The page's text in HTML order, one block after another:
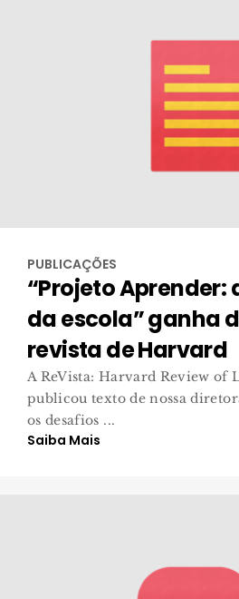
PUBLICAÇÕES
“Projeto Aprender:
da escola” ganha
revista de Harvard
A ReVista: Harvard Review of
publicou texto de nossa
os desafios ...
Saiba Mais